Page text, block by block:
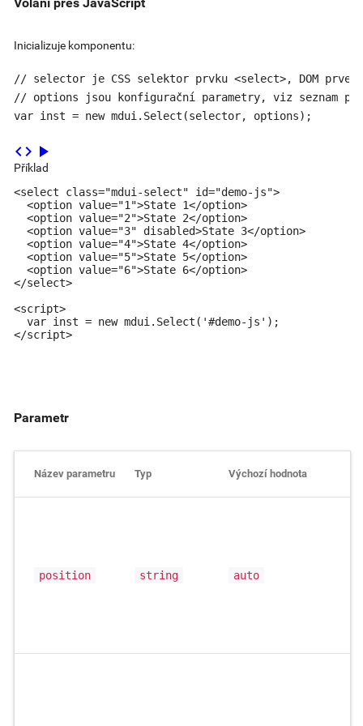
Inicializuje komponentu:
// selector je CSS selektor prvku <select>, DOM prvek
// options jsou konfigurační parametry, viz seznam
var inst = new mdui.Select(selector, options);
code play_arrow
Příklad
<select class="mdui-select" id="demo-js">
  <option value="1">State 1</option>
  <option value="2">State 2</option>
  <option value="3" disabled>State 3</option>
  <option value="4">State 4</option>
  <option value="5">State 5</option>
  <option value="6">State 6</option>
</select>
<script>
  var inst = new mdui.Select('#demo-js');
</script>
Parametr
Název parametru Typ Výchozí hodnota
position string auto